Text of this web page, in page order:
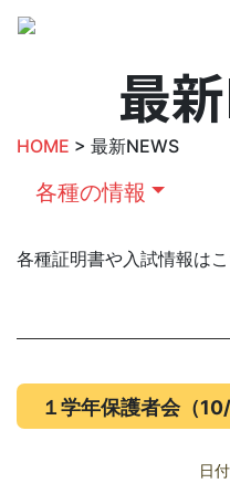
最
HOME > 最新NEWS
各種の情報
各種証明書や入試情報は
１学年保護者会（
日付